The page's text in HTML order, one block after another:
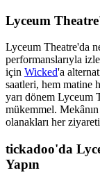
Lyceum
Lyceum Theatre'da
performanslarıyla
için Wicked'a
saatleri, hem matine
yarı dönem Lyceum
mükemmel.
olanakları her
tickadoo'da
Yapın